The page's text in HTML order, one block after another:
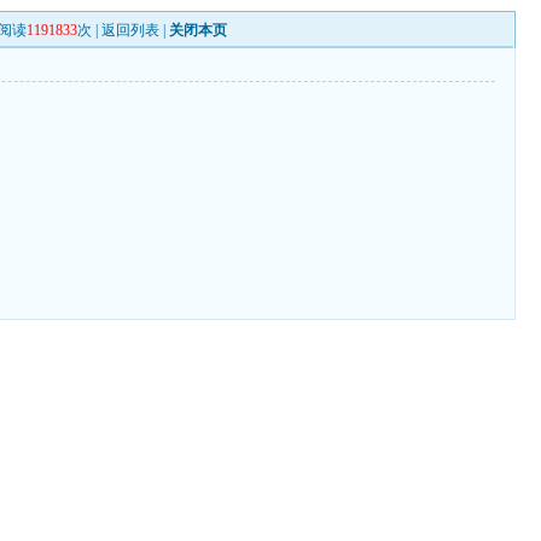
阅读1191833次 |返回列表 关闭本页